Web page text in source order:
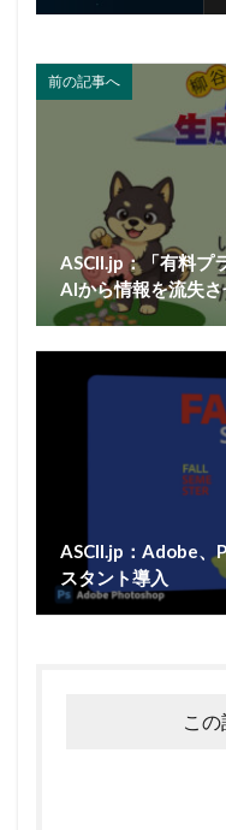
前の記事へ
ASCII.jp：「有料プ
AIから情報を流失
ASCII.jp：Adobe
スタント導入
こ